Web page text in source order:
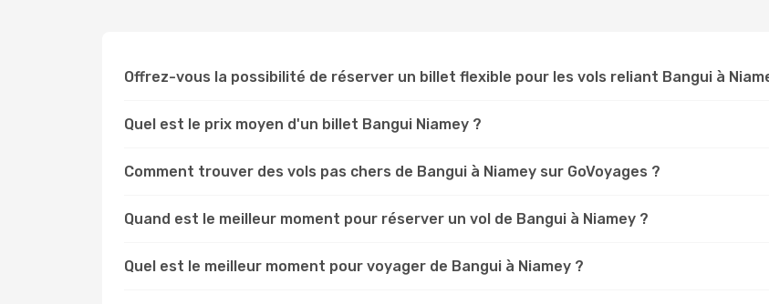
Offrez-vous la possibilité de réserver un billet flexible pour les vols reliant Bangui à
Quel est le prix moyen d'un billet Bangui Niamey ?
Comment trouver des vols pas chers de Bangui à Niamey sur GoVoyages ?
Quand est le meilleur moment pour réserver un vol de Bangui à Niamey ?
Quel est le meilleur moment pour voyager de Bangui à Niamey ?